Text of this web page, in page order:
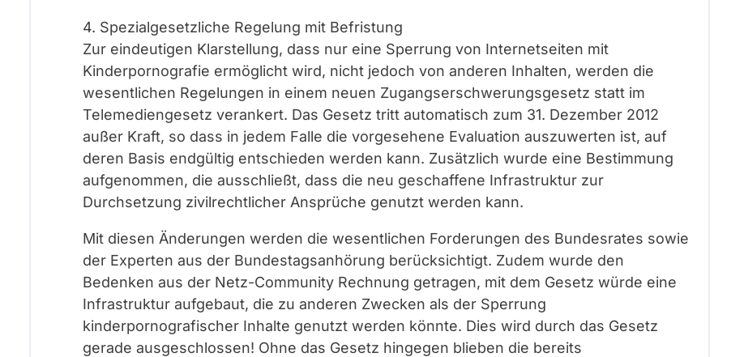
4. Spezialgesetzliche Regelung mit Befristung
Zur eindeutigen Klarstellung, dass nur eine Sperrung von Internetseiten mit
Kinderpornografie ermöglicht wird, nicht jedoch von anderen Inhalten, werden die
wesentlichen Regelungen in einem neuen Zugangserschwerungsgesetz statt im
Telemediengesetz verankert. Das Gesetz tritt automatisch zum 31. Dezember 2012
außer Kraft, so dass in jedem Falle die vorgesehene Evaluation auszuwerten ist, auf
deren Basis endgültig entschieden werden kann. Zusätzlich wurde eine Bestimmung
aufgenommen, die ausschließt, dass die neu geschaffene Infrastruktur zur
Durchsetzung zivilrechtlicher Ansprüche genutzt werden kann.
Mit diesen Änderungen werden die wesentlichen Forderungen des Bundesrates sowie
der Experten aus der Bundestagsanhörung berücksichtigt. Zudem wurde den
Bedenken aus der Netz-Community Rechnung getragen, mit dem Gesetz würde eine
Infrastruktur aufgebaut, die zu anderen Zwecken als der Sperrung
kinderpornografischer Inhalte genutzt werden könnte. Dies wird durch das Gesetz
gerade ausgeschlossen! Ohne das Gesetz hingegen blieben die bereits